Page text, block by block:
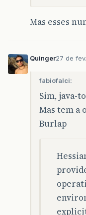
Mas esses
Quinger27 de
fabiofalci:
Sim, java-
Mas tem a
Burlap